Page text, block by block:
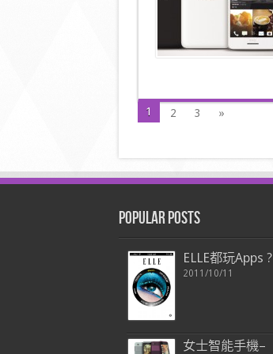
出！
Desire
728
dual
sim
大
件〉
1 2 3 »
Popular Posts
ELLE都玩Apps ?
2011/10/11
女士智能手機–